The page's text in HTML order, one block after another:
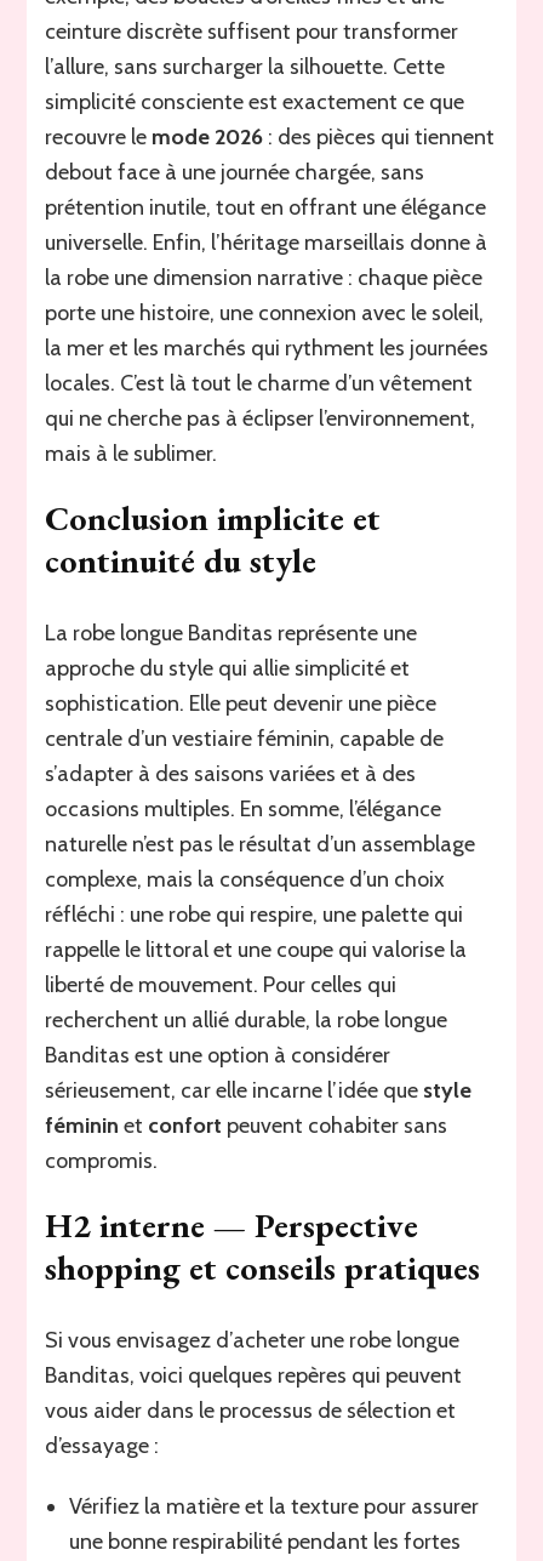
ceinture discrète suffisent pour transformer
l’allure, sans surcharger la silhouette. Cette
simplicité consciente est exactement ce que
recouvre le mode 2026 : des pièces qui tiennent
debout face à une journée chargée, sans
prétention inutile, tout en offrant une élégance
universelle. Enfin, l’héritage marseillais donne à
la robe une dimension narrative : chaque pièce
porte une histoire, une connexion avec le soleil,
la mer et les marchés qui rythment les journées
locales. C’est là tout le charme d’un vêtement
qui ne cherche pas à éclipser l’environnement,
mais à le sublimer.
Conclusion implicite et
continuité du style
La robe longue Banditas représente une
approche du style qui allie simplicité et
sophistication. Elle peut devenir une pièce
centrale d’un vestiaire féminin, capable de
s’adapter à des saisons variées et à des
occasions multiples. En somme, l’élégance
naturelle n’est pas le résultat d’un assemblage
complexe, mais la conséquence d’un choix
réfléchi : une robe qui respire, une palette qui
rappelle le littoral et une coupe qui valorise la
liberté de mouvement. Pour celles qui
recherchent un allié durable, la robe longue
Banditas est une option à considérer
sérieusement, car elle incarne l’idée que style
féminin et confort peuvent cohabiter sans
compromis.
H2 interne — Perspective
shopping et conseils pratiques
Si vous envisagez d’acheter une robe longue
Banditas, voici quelques repères qui peuvent
vous aider dans le processus de sélection et
d’essayage :
Vérifiez la matière et la texture pour assurer
une bonne respirabilité pendant les fortes